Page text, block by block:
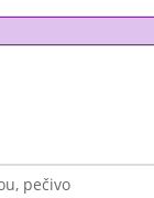
pečivo